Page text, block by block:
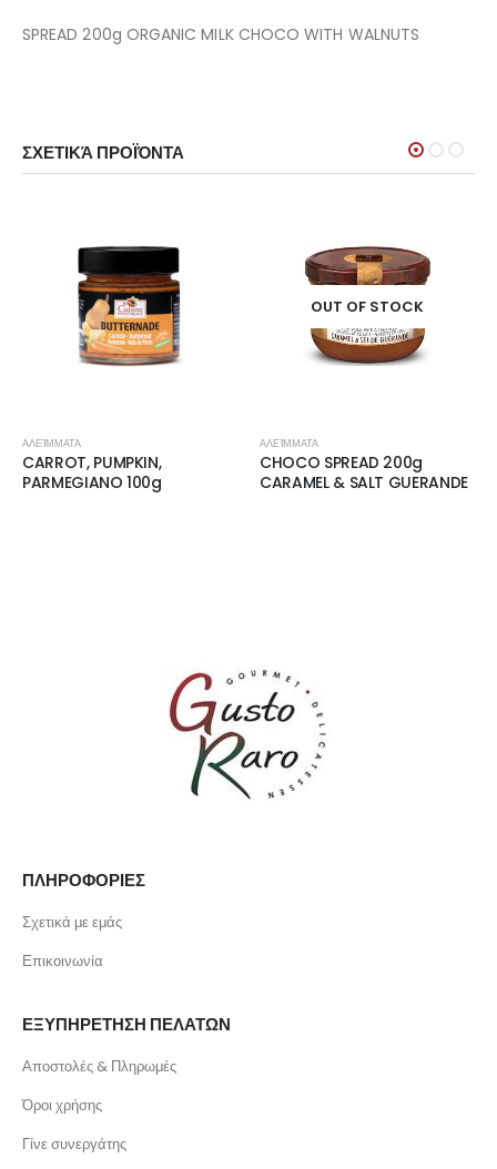
SPREAD 200g ORGANIC MILK CHOCO WITH WALNUTS
ΣΧΕΤΙΚΆ ΠΡΟΪΌΝΤΑ
ΑΛΕΊΜΜΑΤΑ
CARROT, PUMPKIN,
PARMEGIANO 100g
OUT OF STOCK
ΑΛΕΊΜΜΑΤΑ
CHOCO SPREAD 200g
CARAMEL & SALT GUERANDE
ΠΛΗΡΟΦΟΡΙΕΣ
Σχετικά με εμάς
Επικοινωνία
ΕΞΥΠΗΡΕΤΗΣΗ ΠΕΛΑΤΩΝ
Αποστολές & Πληρωμές
Όροι χρήσης
Γίνε συνεργάτης